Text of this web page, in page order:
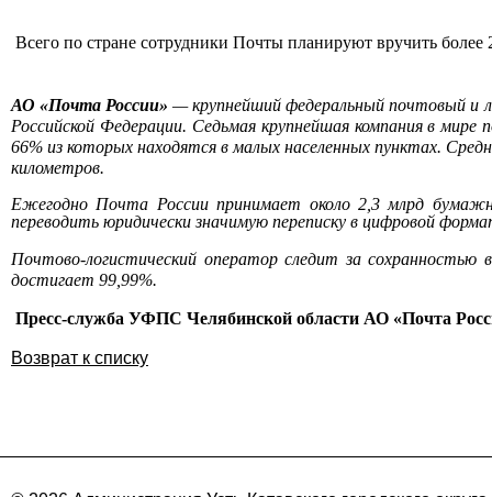
Всего по стране сотрудники Почты планируют вручить более
АО «Почта России» — крупнейший федеральный почтовый и
Российской Федерации. Седьмая крупнейшая компания в
66% из которых находятся в малых населенных пунктах.
километров.
Ежегодно Почта России принимает около 2,3 млрд
переводить юридически значимую переписку в цифровой
Почтово-логистический оператор следит за сохранностью
достигает 99,99%.
Пресс-служба УФПС Челябинской области АО «Почта
Возврат к списку